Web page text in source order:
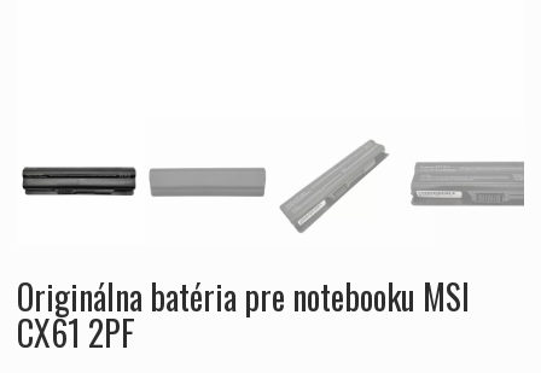
Originálna batéria pre notebooku MSI
CX61 2PF